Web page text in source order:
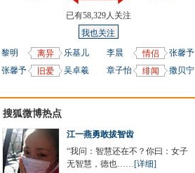
已有58,329人关注
我也关注
黎明 离异
乐基儿
张馨予
旧爱 吴卓羲
李晨 情侣
张馨予
章子怡
绯闻 撒贝宁
搜狐微博热点
江一燕勇敢拔智齿
“我问：智慧还在不？你曰：女子
无智慧，德也……[详细]